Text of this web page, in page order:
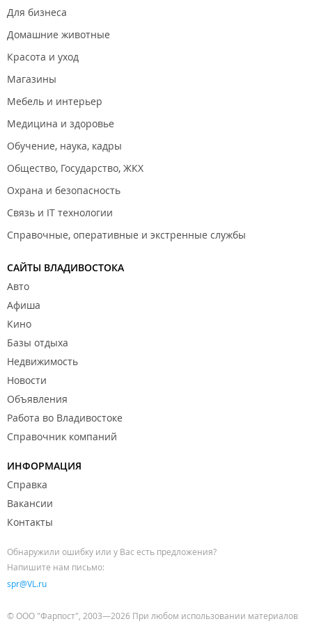
Для бизнеса
Домашние животные
Красота и уход
Магазины
Мебель и интерьер
Медицина и здоровье
Обучение, наука, кадры
Общество, Государство, ЖКХ
Охрана и безопасность
Связь и IT технологии
Справочные, оперативные и экстренные службы
САЙТЫ ВЛАДИВОСТОКА
Авто
Афиша
Кино
Базы отдыха
Недвижимость
Новости
Объявления
Работа во Владивостоке
Справочник компаний
ИНФОРМАЦИЯ
Справка
Вакансии
Контакты
Обнаружили ошибку или у Вас есть предложения?
Напишите нам письмо:
spr@VL.ru
© ООО "Фарпост", 2003—2026 При любом использовании материалов